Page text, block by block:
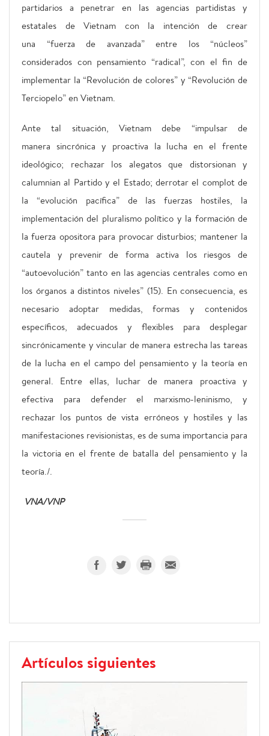
partidarios a penetrar en las agencias partidistas y
estatales de Vietnam con la intención de crear
una “fuerza de avanzada” entre los “núcleos”
considerados con pensamiento “radical”, con el fin de
implementar la “Revolución de colores” y “Revolución de
Terciopelo” en Vietnam.
Ante tal situación, Vietnam debe “impulsar de
manera sincrónica y proactiva la lucha en el frente
ideológico; rechazar los alegatos que distorsionan y
calumnian al Partido y el Estado; derrotar el complot de
la “evolución pacífica” de las fuerzas hostiles, la
implementación del pluralismo político y la formación de
la fuerza opositora para provocar disturbios; mantener la
cautela y prevenir de forma activa los riesgos de
“autoevolución” tanto en las agencias centrales como en
los órganos a distintos niveles” (15). En consecuencia, es
necesario adoptar medidas, formas y contenidos
específicos, adecuados y flexibles para desplegar
sincrónicamente y vincular de manera estrecha las tareas
de la lucha en el campo del pensamiento y la teoría en
general. Entre ellas, luchar de manera proactiva y
efectiva para defender el marxismo-leninismo, y
rechazar los puntos de vista erróneos y hostiles y las
manifestaciones revisionistas, es de suma importancia para
la victoria en el frente de batalla del pensamiento y la
teoría./.
VNA/VNP
Artículos siguientes